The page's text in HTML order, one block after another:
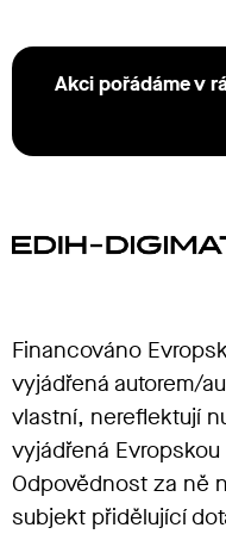
Akci pořádáme v
Financováno
vyjádřená autorem/
vlastní, nereflektují
vyjádřená
Odpovědnost za ně
subjekt přidělující